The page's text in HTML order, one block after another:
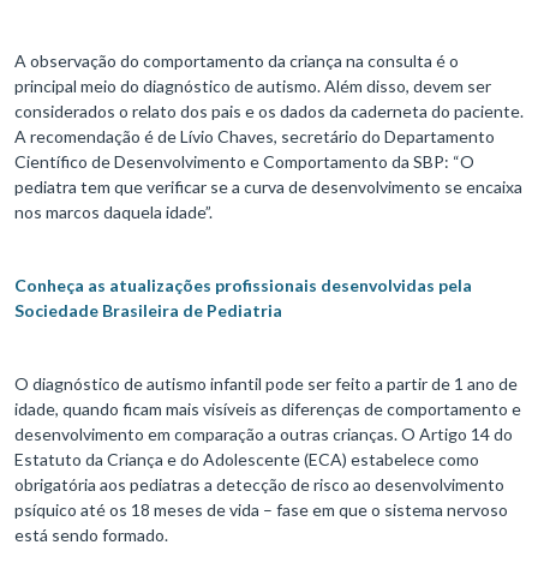
A observação do comportamento da criança na consulta é o
principal meio do diagnóstico de autismo. Além disso, devem ser
considerados o relato dos pais e os dados da caderneta do paciente.
A recomendação é de Lívio Chaves, secretário do Departamento
Científico de Desenvolvimento e Comportamento da SBP: “O
pediatra tem que verificar se a curva de desenvolvimento se encaixa
nos marcos daquela idade”.
Conheça as atualizações profissionais desenvolvidas pela
Sociedade Brasileira de Pediatria
O diagnóstico de autismo infantil pode ser feito a partir de 1 ano de
idade, quando ficam mais visíveis as diferenças de comportamento e
desenvolvimento em comparação a outras crianças. O Artigo 14 do
Estatuto da Criança e do Adolescente (ECA) estabelece como
obrigatória aos pediatras a detecção de risco ao desenvolvimento
psíquico até os 18 meses de vida – fase em que o sistema nervoso
está sendo formado.